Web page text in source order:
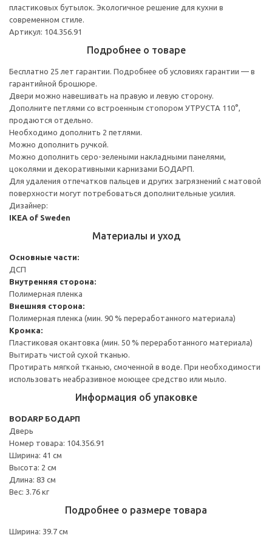
пластиковых бутылок. Экологичное решение для кухни в
современном стиле.
Артикул: 104.356.91
Подробнее о товаре
Бесплатно 25 лет гарантии. Подробнее об условиях гарантии — в
гарантийной брошюре.
Двери можно навешивать на правую и левую сторону.
Дополните петлями со встроенным стопором УТРУСТА 110°,
продаются отдельно.
Необходимо дополнить 2 петлями.
Можно дополнить ручкой.
Можно дополнить серо-зелеными накладными панелями,
цоколями и декоративными карнизами БОДАРП.
Для удаления отпечатков пальцев и других загрязнений с матовой
поверхности могут потребоваться дополнительные усилия.
Дизайнер:
IKEA of Sweden
Материалы и уход
Основные части:
ДСП
Внутренняя сторона:
Полимерная пленка
Внешняя сторона:
Полимерная пленка (мин. 90 % переработанного материала)
Кромка:
Пластиковая окантовка (мин. 50 % переработанного материала)
Вытирать чистой сухой тканью.
Протирать мягкой тканью, смоченной в воде. При необходимости
использовать неабразивное моющее средство или мыло.
Информация об упаковке
BODARP БОДАРП
Дверь
Номер товара: 104.356.91
Ширина: 41 см
Высота: 2 см
Длина: 83 см
Вес: 3.76 кг
Подробнее о размере товара
Ширина: 39.7 см